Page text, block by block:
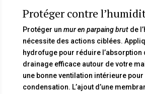
Protéger contre
Protéger un mur en parpaing brutde
nécessite des actions ciblées.
hydrofuge pour réduire l’absorption
drainage efficace autour de votre
une bonne ventilation intérieure pour
condensation. L’ajout d’une